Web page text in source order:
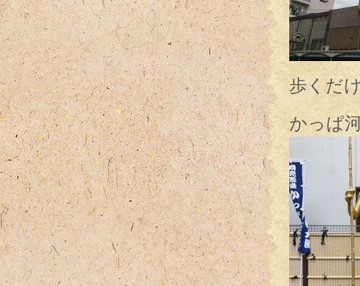
歩くだ
かっぱ